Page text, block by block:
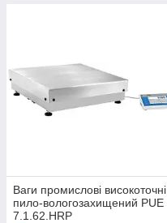
Ваги промислові високоточні
пило-вологозахищений PUE
7.1.62.HRP